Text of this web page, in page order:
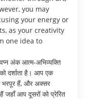
you may
your energy or
as your creativity
one idea to
अंक आत्म-अभिव्यक्ति
दर्शाता है। आप एक
भरपूर हैं, और अक्सर
जहाँ आप दूसरों को प्रेरित